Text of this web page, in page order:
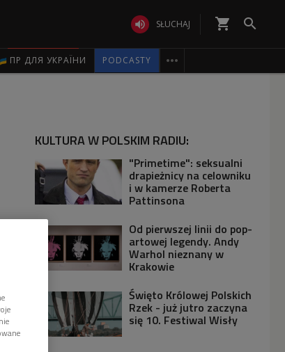
 SŁUCHAJ shopping_cart 
ПР ДЛЯ УКРАЇНИ PODCASTY 
KULTURA W POLSKIM RADIU:
"Primetime": seksualni
drapieżnicy na celowniku
i w kamerze Roberta
Pattinsona
Od pierwszej linii do pop-
artowej legendy. Andy
Warhol nieznany w
Krakowie
Święto Królowej Polskich
Rzek - już jutro zaczyna
się 10. Festiwal Wisły